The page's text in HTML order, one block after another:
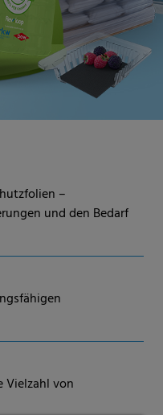
–
und den Bedarf
Vielzahl von